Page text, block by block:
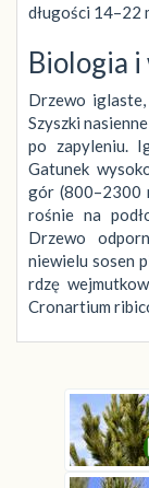
długości 14–22
Biologia
Drzewo
Szyszki
po zapyleniu.
Gatunek
gór (800–2300
rośnie na
Drzewo
niewielu sosen
rdzę
Cronartium